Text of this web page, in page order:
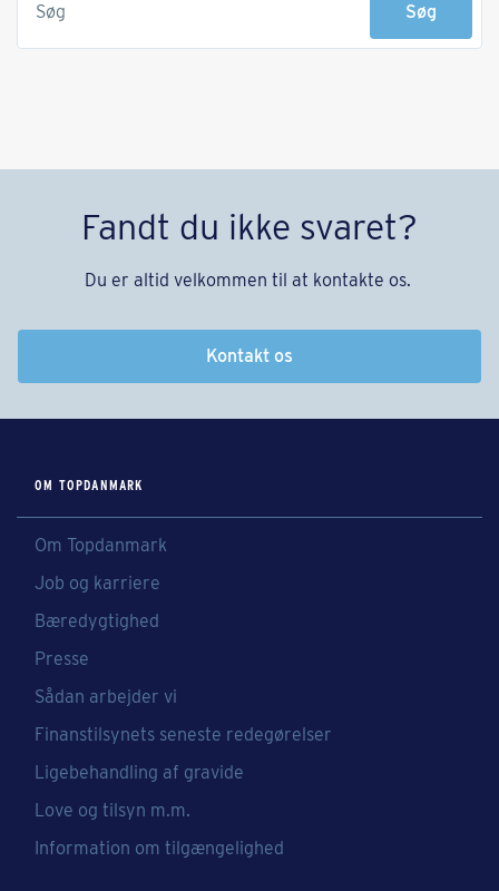
Søg Søg
Fandt du ikke svaret?
Du er altid velkommen til at kontakte os.
Kontakt os
OM TOPDANMARK
Om Topdanmark
Job og karriere
Bæredygtighed
Presse
Sådan arbejder vi
Finanstilsynets seneste redegørelser
Ligebehandling af gravide
Love og tilsyn m.m.
Information om tilgængelighed